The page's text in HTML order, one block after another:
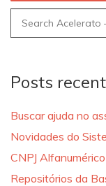
Search
for:
Posts
Buscar ajuda no
Novidades do
CNPJ Alfanumérico
Repositórios da